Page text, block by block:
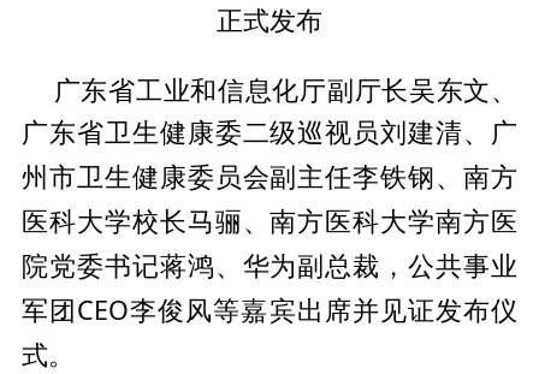
正式发布
广东省工业和信息化厅副厅长吴东文、
广东省卫生健康委二级巡视员刘建清、广
州市卫生健康委员会副主任李铁钢、南方
医科大学校长马骊、南方医科大学南方医
院党委书记蒋鸿、华为副总裁，公共事业
军团CEO李俊风等嘉宾出席并见证发布仪
式。